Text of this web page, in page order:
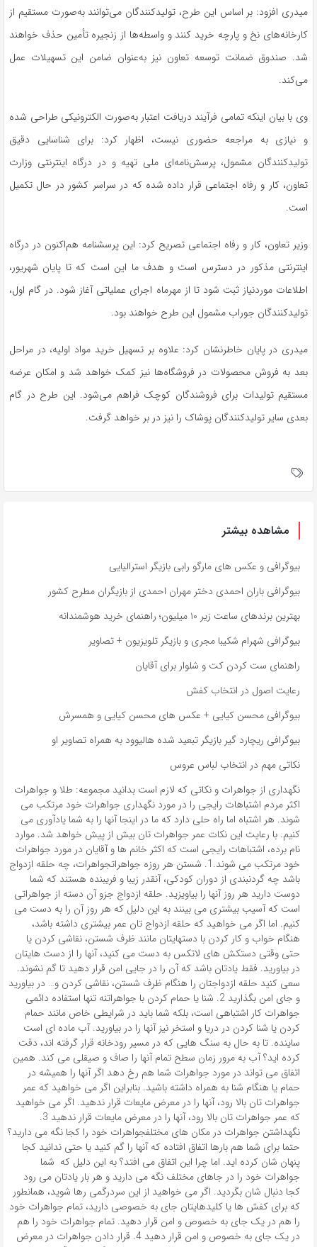
میدری افزود: بر اساس این طرح، تولیدکنندگان می‌توانند به‌صورت مستقیم از
کارخانه‌های نخ و پارچه خرید کنند و واسطه‌ها از زنجیره تأمین حذف خواهند
شد. صندوق ضمانت توسعه تعاون نیز به‌عنوان ضامن این تسهیلات عمل
می‌کند.
وی با بیان اینکه تمامی فرآیند دریافت اعتبار به‌صورت الکترونیکی طراحی شده
و نیازی به مراجعه حضوری نیست، اظهار کرد: برای شناسایی دقیق
تولیدکنندگان مشمول، پرسش‌نامه‌ای ملی تهیه و در درگاه اینترنتی وزارت
تعاون، کار و رفاه اجتماعی قرار داده شده که در سراسر کشور در حال تکمیل
است.
وزیر تعاون، کار و رفاه اجتماعی تصریح کرد: این پرسشنامه هم‌اکنون در درگاه
اینترنتی مذکور در دسترس است و هدف ما این است که تا پایان شهریور،
اطلاعات موردنیاز ثبت شود تا از مهرماه اجرای عملیاتی آغاز شود. در گام اول،
تولیدکنندگان جوراب مشمول این طرح خواهند بود.
میدری در پایان خاطرنشان کرد: علاوه بر تسهیل خرید مواد اولیه، در مراحل
بعد به فروش محصولات در فروشگاه‌ها نیز کمک خواهد شد و امکان عرضه
مستقیم تولیدات برای فروشندگان کوچک فراهم می‌شود. این طرح در گام
بعدی سایر تولیدکنندگان پوشاک را نیز در بر خواهد گرفت.
مشاهده بیشتر
بیوگرافی و عکس های مارگو رابی بازیگر استرالیایی
بیوگرافی باران احمدی دختر مهران احمدی از بازیگران مطرح کشور
بهترین برندهای ساعت زیر ۱۰ میلیون؛ راهنمای خرید هوشمندانه
بیوگرافی شهرام شکیبا مجری و بازیگر تلویزیون + تصاویر
راهنمای ست کردن کت و شلوار برای آقایان
رعایت اصول در انتخاب کفش
بیوگرافی محسن کیایی + عکس های محسن کیایی و همسرش
بیوگرافی ریچارد گیر بازیگر تبعید شده هالیوود به همراه تصاویر او
نکاتی مهم در انتخاب لباس عروس
نگهداری از جواهرات و نکاتی که لازم است بدانید مجموعه: طلا و جواهرات
اکثر مردم اشتباهات رایجی را در مورد نگهداری جواهرات خود مرتکب می
شوند. هر اشتباه اما راه حلی دارد که ما در اینجا آنها را به شما یادآوری می
کنیم. با رعایت این نکات عمر جواهرات تان بیش از پیش خواهد شد. موارد
نام برده، اشتباهات رایجی است که اکثر خانم ها و آقایان در مورد جواهرات
خود مرتکب می شوند.1. شستن هر روزه جواهراتجواهرات، چه حلقه ازدواج
باشد چه گردنبندی از دوران کودکی، آنقدر زیبا و فریبنده هستند که شما
دوست دارید هر روز آنها را بیاویزید. حلقه ازدواج جزو آن دسته از جواهراتی
است که آسیب بیشتری می بینند به این دلیل که هر روز آن را به دست می
کنیم. اما اگر می خواهید که حلقه ازدواج تان عمر بیشتری داشته باشد،
هنگام خواب و کار کردن با دستهایتان مانند ظرف شستن، نقاشی کردن یا
حتی وقتی دستکش های لاتکس به دست می کنید، آنها را از دست هایتان
در بیاورید. فقط یادتان باشد که آن را در جایی امن قرار دهید تا گم نشوند.
سعی کنید حلقه ازدواجتان را هنگام ظرف شستن، نقاشی کردن و… در بیاورید
و جای امن بگذارید 2. شنا یا حمام کردن با جواهراتنه تنها استفاده دائمی
جواهرات کار اشتباهی است، بلکه شما باید در شرایطی خاص مانند حمام
کردن یا شنا کردن در دریا و استخر نیز آنها را در بیاورید. آب ماده ای است
ساینده. تا به حال به سنگ هایی که در مسیر رودخانه قرار گرفته اند، دقت
کرده اید؟ آب به مرور زمان سطح تمام آنها را صاف و صیقلی می کند. همین
اتفاق می تواند در مورد جواهرات شما هم رخ دهد اگر آنها را همیشه در
حمام یا هنگام شنا به همراه داشته باشید. بنابراین اگر می خواهید که عمر
جواهرات تان بالا رود، آنها را در معرض مایعات قرار ندهید. اگر می خواهید
که عمر جواهرات تان بالا رود، آنها را در معرض مایعات قرار ندهید 3.
نگهداشتن جواهرات در مکان های مختلفجواهرات خود را کجا نگه می دارید؟
حتما برای شما هم بارها اتفاق افتاده که آنها را گم کنید یا حتی ندانید کجا
پنهان شان کرده اید. اما چرا این اتفاق می افتد؟ به این دلیل که شما
جواهرات خود را در جاهای مختلف نگه می دارید و هر بار یادتان می رود
کجا دنبال شان بگردید. اگر می خواهید از این سردرگمی رها شوید، همانطور
که برای کفش ها یا کلیدهایتان جای به خصوصی دارید، تمام جواهرات خود
را هم در یک جای به خصوص و امن قرار دهید. تمام جواهرات خود را هم
در یک جای به خصوص و امن قرار دهید 4. قرار دادن جواهرات در معرض